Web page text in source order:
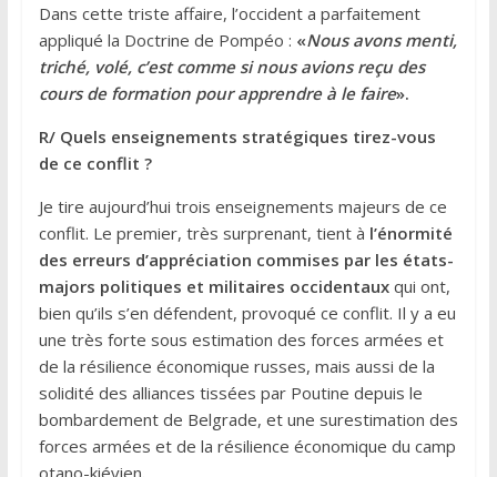
Dans cette triste affaire, l’occident a parfaitement
appliqué la Doctrine de Pompéo : «Nous avons menti,
triché, volé, c’est comme si nous avions reçu des
cours de formation pour apprendre à le faire».
R/ Quels enseignements stratégiques tirez-vous
de ce conflit ?
Je tire aujourd’hui trois enseignements majeurs de ce
conflit. Le premier, très surprenant, tient à l’énormité
des erreurs d’appréciation commises par les états-
majors politiques et militaires occidentauxqui ont,
bien qu’ils s’en défendent, provoqué ce conflit. Il y a eu
une très forte sous estimation des forces armées et
de la résilience économique russes, mais aussi de la
solidité des alliances tissées par Poutine depuis le
bombardement de Belgrade, et une surestimation des
forces armées et de la résilience économique du camp
otano-kiévien.